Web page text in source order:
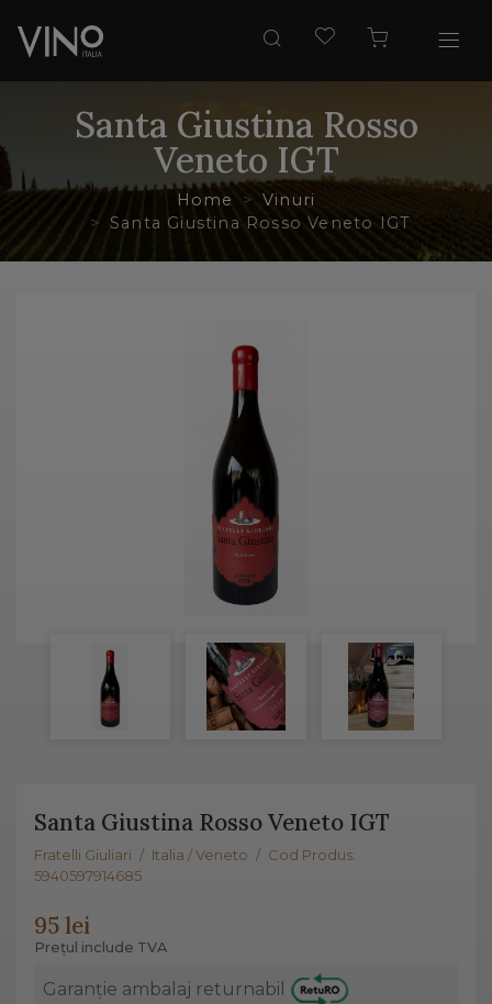
Santa Giustina Rosso
Veneto IGT
Home
Vinuri
Santa Giustina Rosso Veneto IGT
Santa Giustina Rosso Veneto IGT
Fratelli Giuliari / Italia / Veneto / Cod Produs:
5940597914685
95 lei
Prețul include TVA
Garanție ambalaj returnabil